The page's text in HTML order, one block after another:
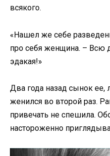
всякого.
«Нашел же себе
про себя женщина. – Всю
эдакая!»
Два года назад сынок
женился во второй раз.
привечать не спешила.
настороженно